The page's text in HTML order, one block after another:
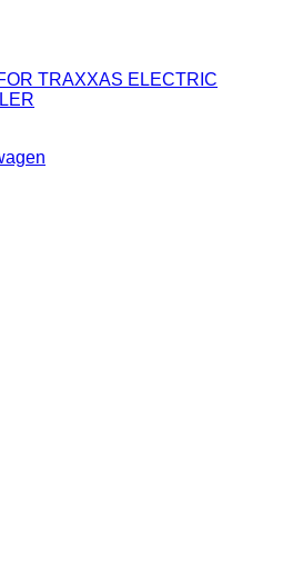
TRAXXAS ELECTRIC